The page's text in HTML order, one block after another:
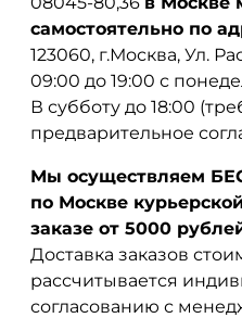
самостоятельно по
123060, г.Москва, Ул.
09:00 до 19:00 с
В субботу до 18:00
предварительное
Мы осуществляем
по Москве
заказе от 5000
Доставка заказов
рассчитывается
согласованию с